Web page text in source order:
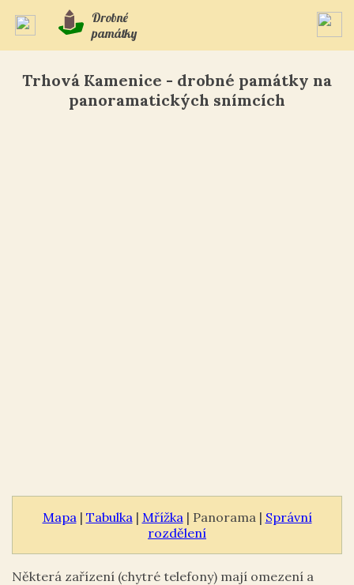
Drobné
památky
Trhová Kamenice - drobné památky na
panoramatických snímcích
Mapa | Tabulka | Mřížka | Panorama | Správní
rozdělení
Některá zařízení (chytré telefony) mají omezení a